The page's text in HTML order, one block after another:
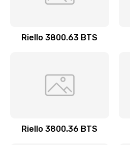
Riello 3800.63 BTS
Riello 3800.36 BTS